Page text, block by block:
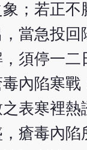
；若正
當急投回
須停一二
內陷寒
表寒裡
瘡毒內